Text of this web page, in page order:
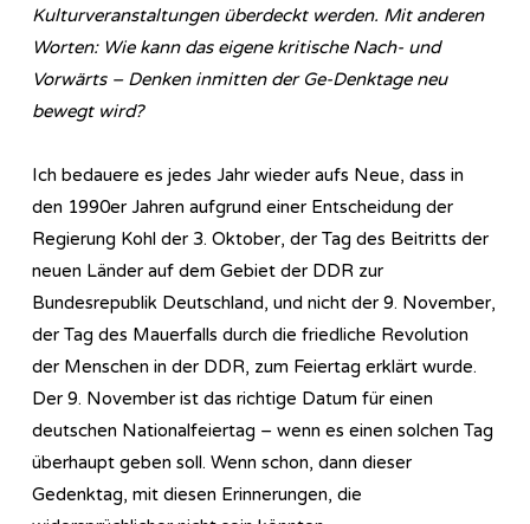
Kulturveranstaltungen überdeckt werden. Mit anderen
Worten: Wie kann das eigene kritische Nach- und
Vorwärts – Denken inmitten der Ge-Denktage neu
bewegt wird?
Ich bedauere es jedes Jahr wieder aufs Neue, dass in
den 1990er Jahren aufgrund einer Entscheidung der
Regierung Kohl der 3. Oktober, der Tag des Beitritts der
neuen Länder auf dem Gebiet der DDR zur
Bundesrepublik Deutschland, und nicht der 9. November,
der Tag des Mauerfalls durch die friedliche Revolution
der Menschen in der DDR, zum Feiertag erklärt wurde.
Der 9. November ist das richtige Datum für einen
deutschen Nationalfeiertag – wenn es einen solchen Tag
überhaupt geben soll. Wenn schon, dann dieser
Gedenktag, mit diesen Erinnerungen, die